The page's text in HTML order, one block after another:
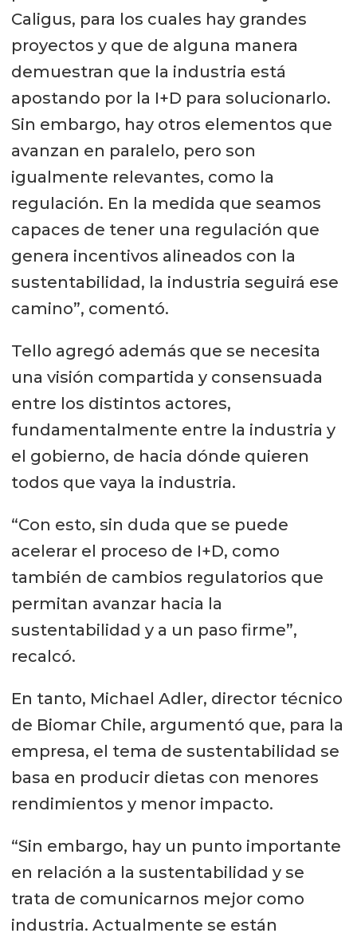
Caligus, para los cuales hay grandes
proyectos y que de alguna manera
demuestran que la industria está
apostando por la I+D para solucionarlo.
Sin embargo, hay otros elementos que
avanzan en paralelo, pero son
igualmente relevantes, como la
regulación. En la medida que seamos
capaces de tener una regulación que
genera incentivos alineados con la
sustentabilidad, la industria seguirá ese
camino”, comentó.
Tello agregó además que se necesita
una visión compartida y consensuada
entre los distintos actores,
fundamentalmente entre la industria y
el gobierno, de hacia dónde quieren
todos que vaya la industria.
“Con esto, sin duda que se puede
acelerar el proceso de I+D, como
también de cambios regulatorios que
permitan avanzar hacia la
sustentabilidad y a un paso firme”,
recalcó.
En tanto, Michael Adler, director técnico
de Biomar Chile, argumentó que, para la
empresa, el tema de sustentabilidad se
basa en producir dietas con menores
rendimientos y menor impacto.
“Sin embargo, hay un punto importante
en relación a la sustentabilidad y se
trata de comunicarnos mejor como
industria. Actualmente se están